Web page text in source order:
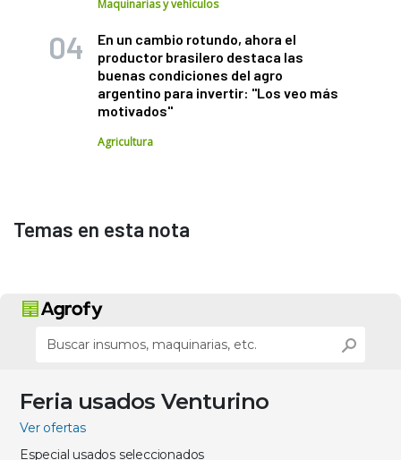
Maquinarias y vehículos
En un cambio rotundo, ahora el
productor brasilero destaca las
buenas condiciones del agro
argentino para invertir: "Los veo más
motivados"
Agricultura
Temas en esta nota
Feria usados Venturino
Ver ofertas
Especial usados seleccionados